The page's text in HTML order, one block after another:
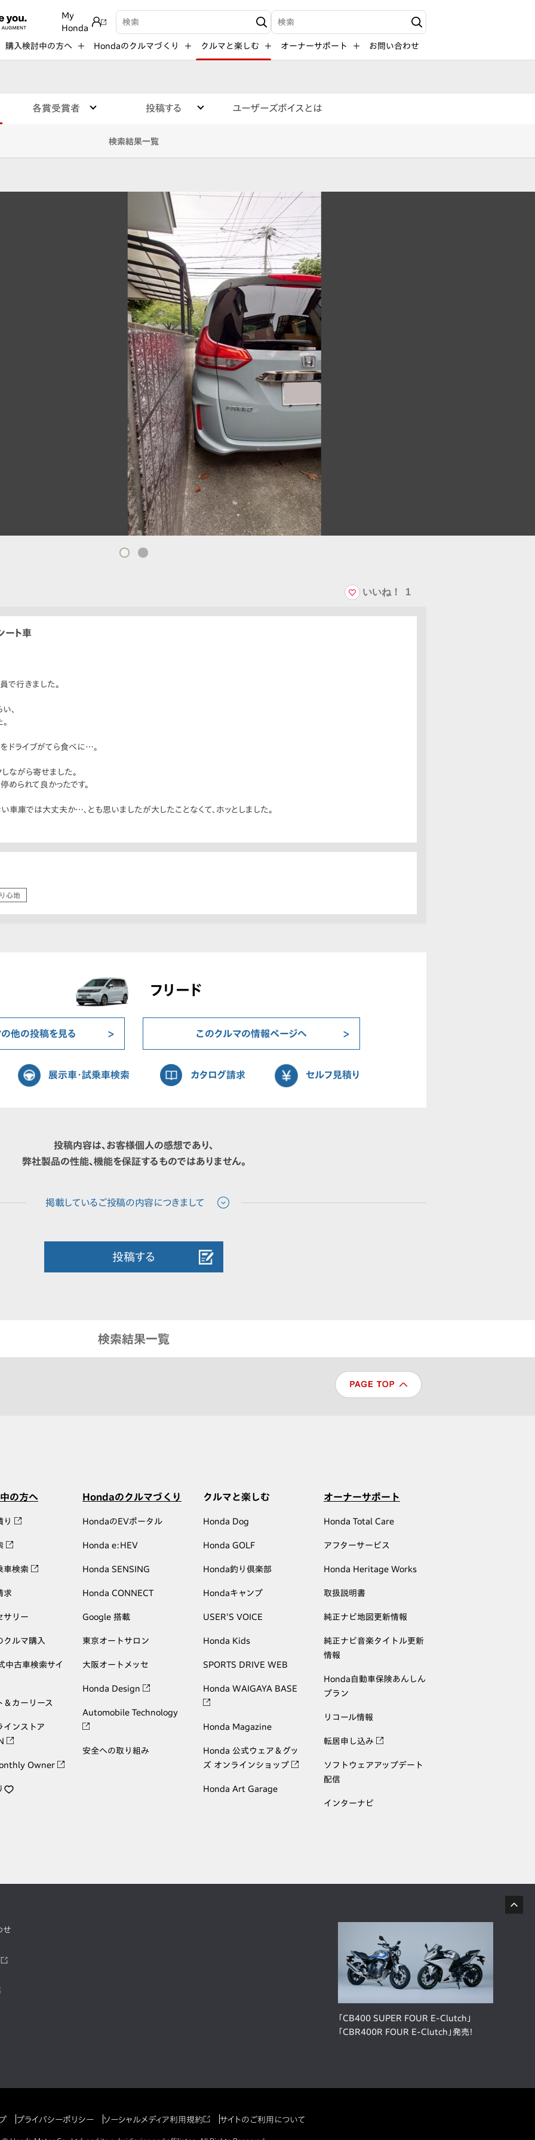
My
Honda
検索キーワード入力 検索キーワード入力
購入検討中の方へ Hondaのクルマづくり クルマと楽しむ オーナーサポート お問い合わせ
各賞受賞者 投稿する ユーザーズボイスとは
検索結果一覧
いいね！ 1
ート車
で行きました。
、
ドライブがてら食べに…。
ながら寄せました。
められて良かったです。
車庫では大丈夫か…、とも思いましたが大したことなくて、ホッとしました。
心地
フリード
他の投稿を見る このクルマの情報ページへ
展示車・試乗車検索 カタログ請求 セルフ見積り
投稿内容は、お客様個人の感想であり、
弊社製品の性能、機能を保証するものではありません。
投稿する
検索結果一覧
の方へ
り
車検索
求
サリー
クルマ購入
中古車検索サイ
＆カーリース
インストア
Owner
Hondaのクルマづくり
HondaのEVポータル
Honda e:HEV
Honda SENSING
Honda CONNECT
Google 搭載
東京オートサロン
大阪オートメッセ
Honda Design
Automobile Technology
安全への取り組み
クルマと楽しむ
Honda Dog
Honda GOLF
Honda釣り倶楽部
Hondaキャンプ
USER'S VOICE
Honda Kids
SPORTS DRIVE WEB
Honda WAIGAYA BASE
Honda Magazine
Honda 公式ウェア＆グッ
ズ オンラインショップ
Honda Art Garage
オーナーサポート
Honda Total Care
アフターサービス
Honda Heritage Works
取扱説明書
純正ナビ地図更新情報
純正ナビ音楽タイトル更新
情報
Honda自動車保険あんしん
プラン
リコール情報
転居申し込み
ソフトウェアアップデート
配信
インターナビ
せ
「CB400 SUPER FOUR E-Clutch」
「CBR400R FOUR E-Clutch」発売！
プライバシーポリシー ソーシャルメディア利用規約 サイトのご利用について